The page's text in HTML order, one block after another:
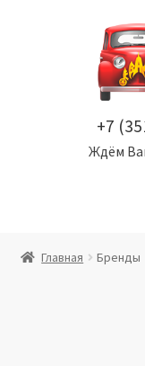
содержимому
+7
Ждём
Главная Бренды